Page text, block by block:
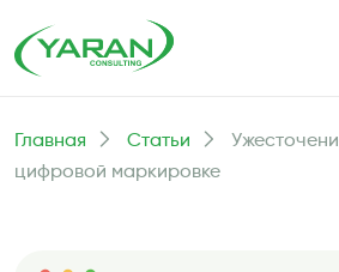
Главная Статьи
цифровой маркировке